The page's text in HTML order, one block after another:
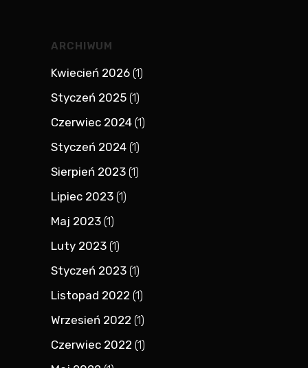
ARCHIWUM
Kwiecień 2026 (1)
Styczeń 2025 (1)
Czerwiec 2024 (1)
Styczeń 2024 (1)
Sierpień 2023 (1)
Lipiec 2023 (1)
Maj 2023 (1)
Luty 2023 (1)
Styczeń 2023 (1)
Listopad 2022 (1)
Wrzesień 2022 (1)
Czerwiec 2022 (1)